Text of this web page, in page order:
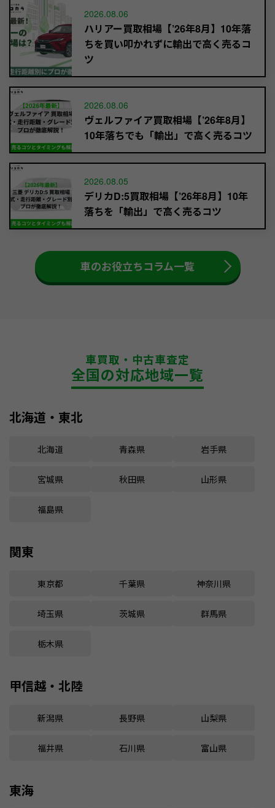
2026.08.06
ハリアー買取相場【’26年8月】10年落
ちを買い叩かれずに輸出で高く売るコ
ツ
2026.08.06
ヴェルファイア買取相場【’26年8月】
10年落ちでも「輸出」で高く売るコツ
2026.08.05
デリカD:5買取相場【’26年8月】10年
落ちを「輸出」で高く売るコツ
車のお役立ちコラム一覧
車買取・中古車査定
全国の対応地域一覧
北海道・東北
北海道 青森県 岩手県
宮城県 秋田県 山形県
福島県
関東
東京都 千葉県 神奈川県
埼玉県 茨城県 群馬県
栃木県
甲信越・北陸
新潟県 長野県 山梨県
福井県 石川県 富山県
東海